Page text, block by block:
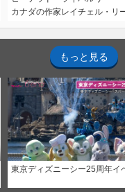
カナダの作家レイチェル・リ
もっと見る
東京ディズニーシー25周年イ